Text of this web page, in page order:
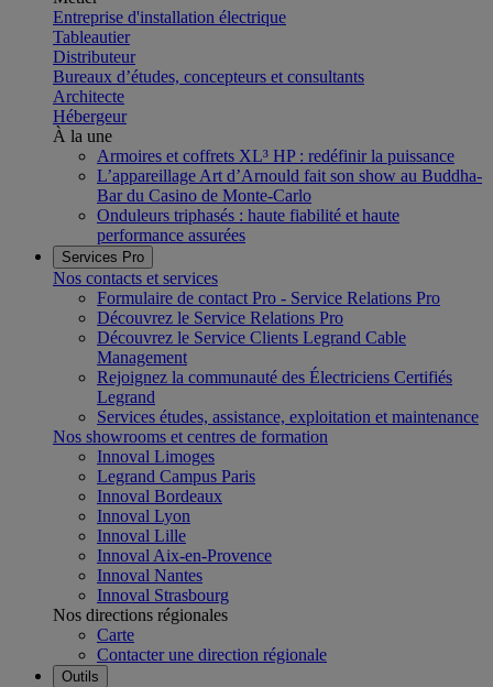
Entreprise d'installation électrique
Tableautier
Distributeur
Bureaux d’études, concepteurs et consultants
Architecte
Hébergeur
À la une
Armoires et coffrets XL³ HP : redéfinir la puissance
L’appareillage Art d’Arnould fait son show au Buddha-
Bar du Casino de Monte-Carlo
Onduleurs triphasés : haute fiabilité et haute
performance assurées
Services Pro
Nos contacts et services
Formulaire de contact Pro - Service Relations Pro
Découvrez le Service Relations Pro
Découvrez le Service Clients Legrand Cable
Management
Rejoignez la communauté des Électriciens Certifiés
Legrand
Services études, assistance, exploitation et maintenance
Nos showrooms et centres de formation
Innoval Limoges
Legrand Campus Paris
Innoval Bordeaux
Innoval Lyon
Innoval Lille
Innoval Aix-en-Provence
Innoval Nantes
Innoval Strasbourg
Nos directions régionales
Carte
Contacter une direction régionale
Outils